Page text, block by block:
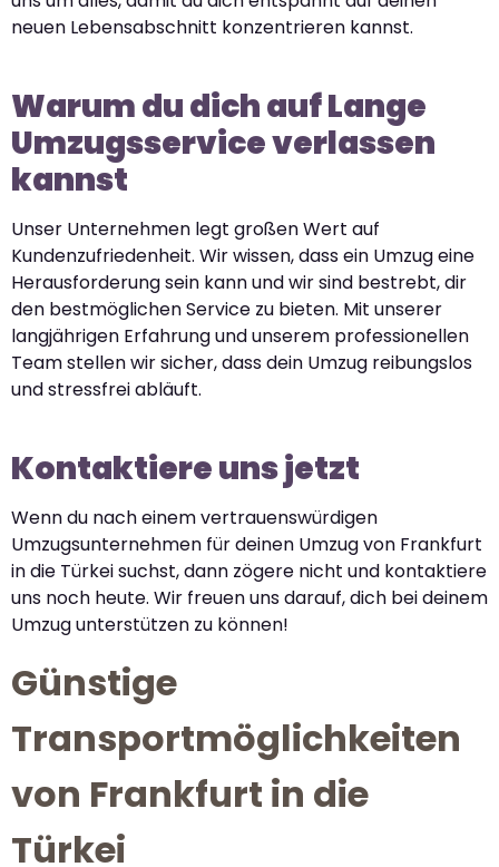
neuen Lebensabschnitt konzentrieren kannst.
Warum du dich auf Lange
Umzugsservice verlassen
kannst
Unser Unternehmen legt großen Wert auf
Kundenzufriedenheit. Wir wissen, dass ein Umzug eine
Herausforderung sein kann und wir sind bestrebt, dir
den bestmöglichen Service zu bieten. Mit unserer
langjährigen Erfahrung und unserem professionellen
Team stellen wir sicher, dass dein Umzug reibungslos
und stressfrei abläuft.
Kontaktiere uns jetzt
Wenn du nach einem vertrauenswürdigen
Umzugsunternehmen für deinen Umzug von Frankfurt
in die Türkei suchst, dann zögere nicht und kontaktiere
uns noch heute. Wir freuen uns darauf, dich bei deinem
Umzug unterstützen zu können!
Günstige
Transportmöglichkeiten
von Frankfurt in die
Türkei